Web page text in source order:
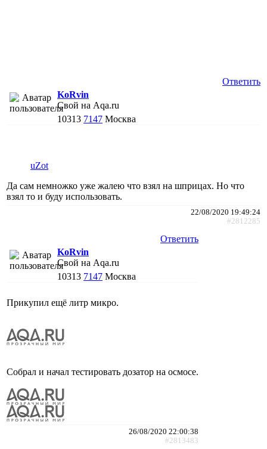
Ответить
KoRvin
Свой на Aqa.ru
10313 7147 Москва
uZot
Да сам немножко уже жалею что взял на шприцах. Но что
взял то и буду использовать.
22/08/2020 19:49:24
#2812285
Ответить
KoRvin
Свой на Aqa.ru
10313 7147 Москва
Прикупил ещё литр микро.
Собрал и начал тестировать дозатор на осмосе.
26/08/2020 22:00:38
#2813483